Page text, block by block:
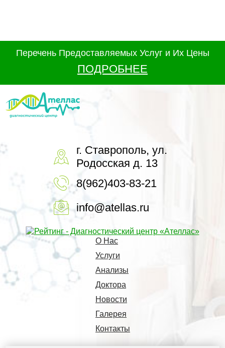
Перечень Предоставляемых Услуг и Их Цены
ПОДРОБНЕЕ
г. Ставрополь, ул.
Родосская д. 13
8(962)403-83-21
info@atellas.ru
О Нас
Услуги
Анализы
Доктора
Новости
Галерея
Контакты